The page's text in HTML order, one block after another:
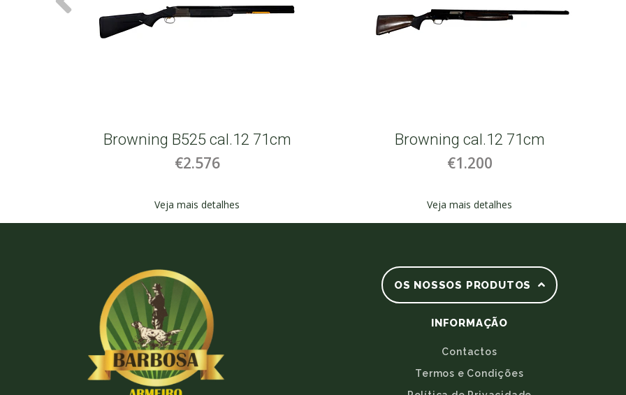
Browning B525 cal.12 71cm
€2.576
Veja mais detalhes
Browning cal.12 71cm
€1.200
Veja mais detalhes
OS NOSSOS PRODUTOS
INFORMAÇÃO
Contactos
Termos e Condições